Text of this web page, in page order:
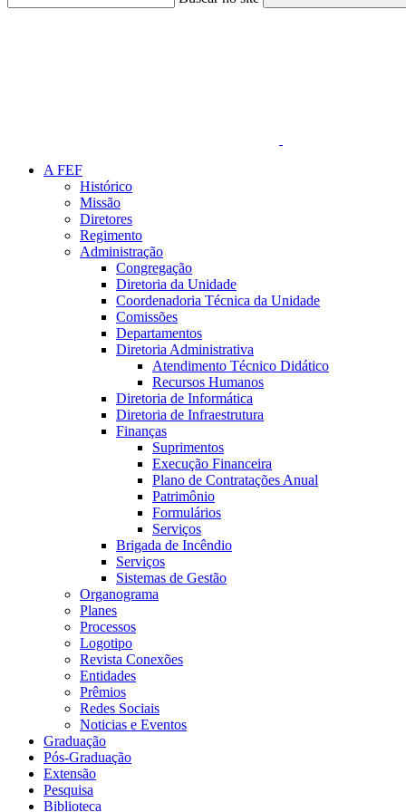
A FEF
Histórico
Missão
Diretores
Regimento
Administração
Congregação
Diretoria da Unidade
Coordenadoria Técnica da Unidade
Comissões
Departamentos
Diretoria Administrativa
Atendimento Técnico Didático
Recursos Humanos
Diretoria de Informática
Diretoria de Infraestrutura
Finanças
Suprimentos
Execução Financeira
Plano de Contratações Anual
Patrimônio
Formulários
Serviços
Brigada de Incêndio
Serviços
Sistemas de Gestão
Organograma
Planes
Processos
Logotipo
Revista Conexões
Entidades
Prêmios
Redes Sociais
Noticias e Eventos
Graduação
Pós-Graduação
Extensão
Pesquisa
Biblioteca